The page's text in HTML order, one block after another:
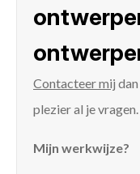
Contacteer mij
plezier al je vragen.
Mijn werkwijze?